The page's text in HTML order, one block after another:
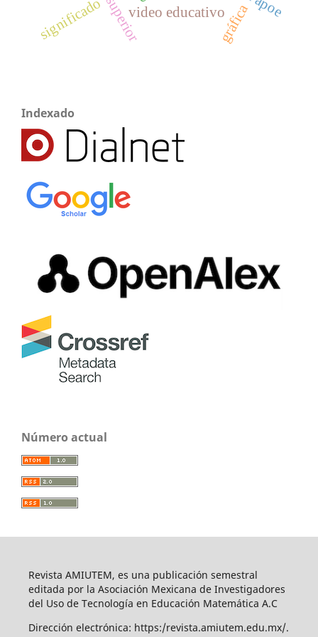
video educativo
significado gráfica
Indexado
Número actual
Revista AMIUTEM, es una publicación semestral
editada por la Asociación Mexicana de Investigadores
del Uso de Tecnología en Educación Matemática A.C
Dirección electrónica: https:/revista.amiutem.edu.mx/.